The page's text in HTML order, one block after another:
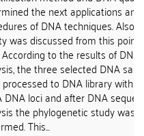
the next applications and
of DNA techniques. Also
was discussed from this point
to the results of DNA
the three selected DNA
to DNA library with
DNA loci and after DNA
the phylogenetic study was
This...